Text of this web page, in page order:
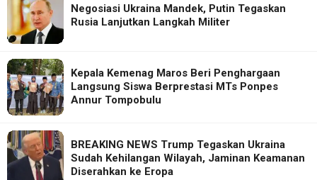
Negosiasi Ukraina Mandek, Putin Tegaskan
Rusia Lanjutkan Langkah Militer
Kepala Kemenag Maros Beri Penghargaan
Langsung Siswa Berprestasi MTs Ponpes
Annur Tompobulu
BREAKING NEWS Trump Tegaskan Ukraina
Sudah Kehilangan Wilayah, Jaminan Keamanan
Diserahkan ke Eropa